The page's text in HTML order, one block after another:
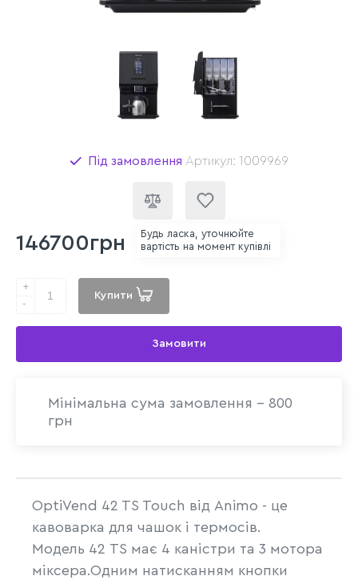
Під замовлення Артикул: 1009969
146700грн
Будь ласка, уточнюйте
вартість на момент купівлі
+
-
Купити
Замовити
Мінімальна сума замовлення - 800
грн
OptiVend 42 TS Touch від Animo - це
кавоварка для чашок і термосів.
Модель 42 TS має 4 каністри та 3 мотора
міксера.Одним натисканням кнопки